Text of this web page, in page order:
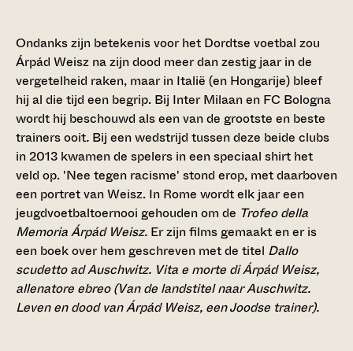
Ondanks zijn betekenis voor het Dordtse voetbal zou
Árpád Weisz na zijn dood meer dan zestig jaar in de
vergetelheid raken, maar in Italië (en Hongarije) bleef
hij al die tijd een begrip. Bij Inter Milaan en FC Bologna
wordt hij beschouwd als een van de grootste en beste
trainers ooit. Bij een wedstrijd tussen deze beide clubs
in 2013 kwamen de spelers in een speciaal shirt het
veld op. 'Nee tegen racisme' stond erop, met daarboven
een portret van Weisz. In Rome wordt elk jaar een
jeugdvoetbaltoernooi gehouden om de Trofeo della
Memoria Árpád Weisz. Er zijn films gemaakt en er is
een boek over hem geschreven met de titel Dallo
scudetto ad Auschwitz. Vita e morte di Árpád Weisz,
allenatore ebreo (Van de landstitel naar Auschwitz.
Leven en dood van Árpád Weisz, een Joodse trainer).